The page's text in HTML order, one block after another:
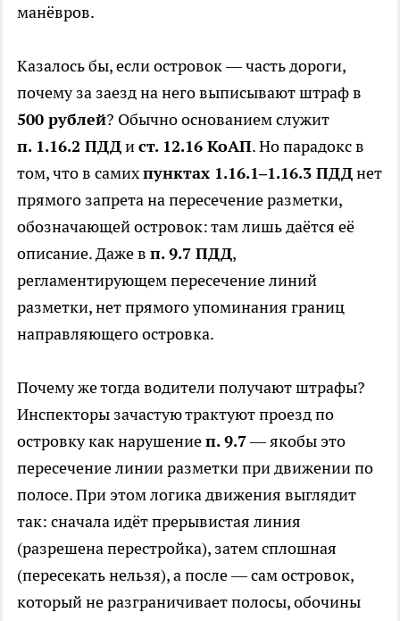
манёвров.
Казалось бы, если островок — часть дороги,
почему за заезд на него выписывают штраф в
500 рублей? Обычно основанием служит
п. 1.16.2 ПДДист. 12.16 КоАП. Но парадокс в
том, что в самихпунктах 1.16.1–1.16.3 ПДДнет
прямого запрета на пересечение разметки,
обозначающей островок: там лишь даётся её
описание. Даже в п. 9.7 ПДД,
регламентирующем пересечение линий
разметки, нет прямого упоминания границ
направляющего островка.
Почему же тогда водители получают штрафы?
Инспекторы зачастую трактуют проезд по
островку как нарушениеп. 9.7— якобы это
пересечение линии разметки при движении по
полосе. При этом логика движения выглядит
так: сначала идёт прерывистая линия
(разрешена перестройка), затем сплошная
(пересекать нельзя), а после — сам островок,
который не разграничивает полосы, обочины